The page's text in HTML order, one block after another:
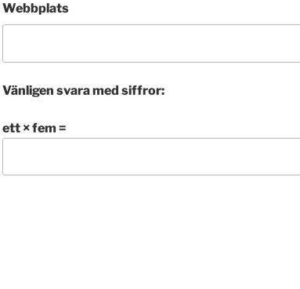
Webbplats
Vänligen svara med siffror:
ett × fem =